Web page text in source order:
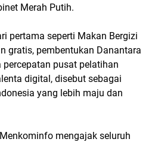
Merah Putih.
pertama seperti Makan Bergizi
gratis, pembentukan Danantara
percepatan pusat pelatihan
digital, disebut sebagai
yang lebih maju dan
mengajak seluruh